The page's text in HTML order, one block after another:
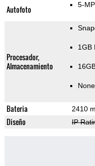
Autofoto 5-MP
Procesador,
Almacenamiento
1GB
None
Bateria 2410
Diseño IP